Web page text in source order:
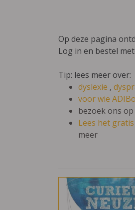
Op deze pagina
Log in en bestel
Tip: lees meer over:
dyslexie ,
voor wie
bezoek ons op
Lees het
meer